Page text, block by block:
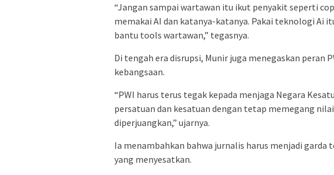
“Jangan sampai wartawan itu ikut penyakit seperti
memakai AI dan katanya-katanya. Pakai teknologi Ai
bantu tools wartawan,” tegasnya.
Di tengah era disrupsi, Munir juga menegaskan peran
kebangsaan.
“PWI harus terus tegak kepada menjaga Negara
persatuan dan kesatuan dengan tetap memegang
diperjuangkan,” ujarnya.
Ia menambahkan bahwa jurnalis harus menjadi
yang menyesatkan.